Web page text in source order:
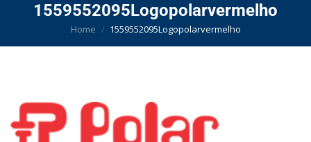
1559552095Logopolarvermelho
Home 1559552095Logopolarvermelho